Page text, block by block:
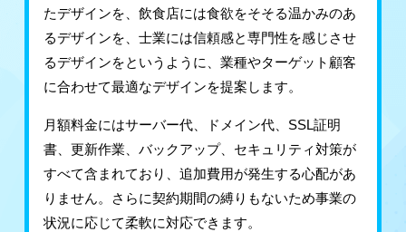
たデザインを、飲食店には食欲をそそる温かみのあ
るデザインを、士業には信頼感と専門性を感じさせ
るデザインをというように、業種やターゲット顧客
に合わせて最適なデザインを提案します。
月額料金にはサーバー代、ドメイン代、SSL証明
書、更新作業、バックアップ、セキュリティ対策が
すべて含まれており、追加費用が発生する心配があ
りません。さらに契約期間の縛りもないため事業の
状況に応じて柔軟に対応できます。